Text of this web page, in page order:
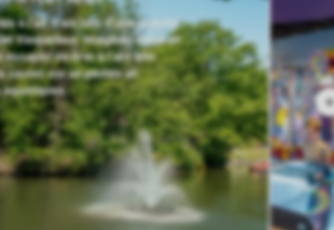
à l’air frais lors d’une activité
Vennenbos. Imaginez-vous en
essayez de tirer à l’arc afin
sautez sur un pédalo et